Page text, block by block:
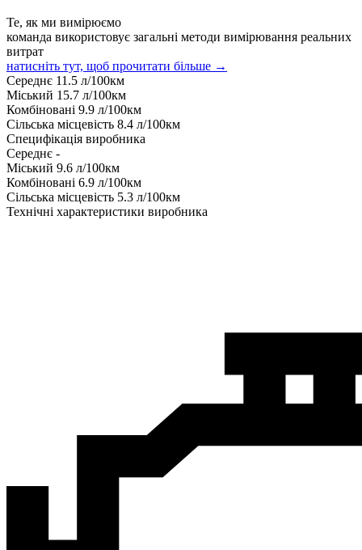
Те, як ми вимірюємо
команда використовує загальні методи вимірювання реальних
витрат
натисніть тут, щоб прочитати більше →
Середнє 11.5 л/100км
Міський 15.7 л/100км
Комбіновані 9.9 л/100км
Сільська місцевість 8.4 л/100км
Специфікація виробника
Середнє -
Міський 9.6 л/100км
Комбіновані 6.9 л/100км
Сільська місцевість 5.3 л/100км
Технічні характеристики виробника